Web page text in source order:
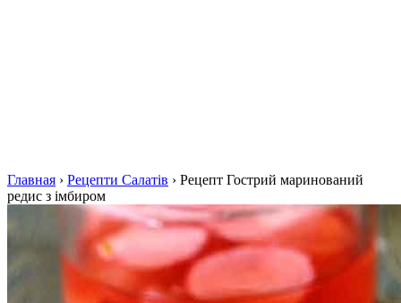
Главная › Рецепти Салатів › Рецепт Гострий маринований
редис з імбиром